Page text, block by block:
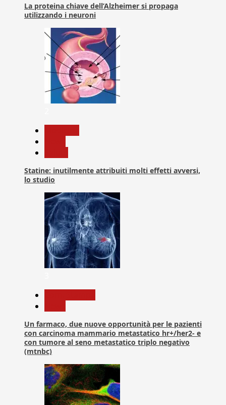
La proteina chiave dell’Alzheimer si propaga
utilizzando i neuroni
Statine: inutilmente attribuiti molti effetti avversi,
lo studio
Un farmaco, due nuove opportunità per le pazienti
con carcinoma mammario metastatico hr+/her2- e
con tumore al seno metastatico triplo negativo
(mtnbc)